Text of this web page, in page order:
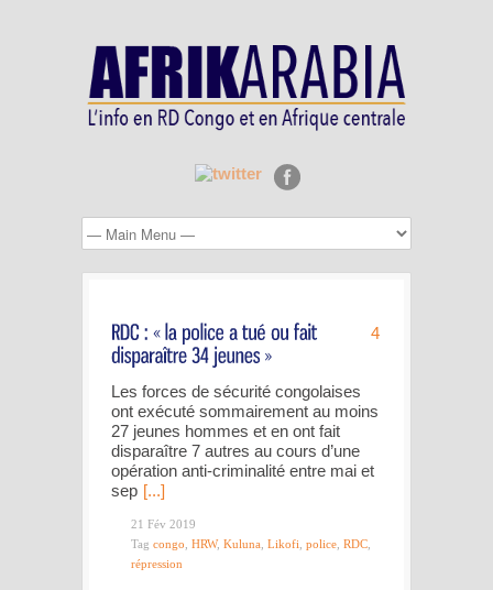
4
Les forces de sécurité congolaises
ont exécuté sommairement au moins
27 jeunes hommes et en ont fait
disparaître 7 autres au cours d’une
opération anti-criminalité entre mai et
sep [...]
21 Fév 2019
Tag congo HRW, Kuluna Likofi police RDC
répression